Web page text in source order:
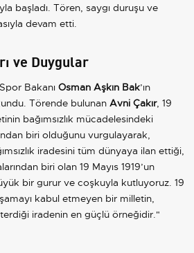
başladı. Tören, saygı duruşu ve
devam etti.
ve Duygular
Bakanı Osman Aşkın Bak’ın
Törende bulunan Avni Çakır, 19
bağımsızlık mücadelesindeki
biri olduğunu vurgulayarak,
iradesini tüm dünyaya ilan ettiği,
biri olan 19 Mayıs 1919’un
bir gurur ve coşkuyla kutluyoruz. 19
kabul etmeyen bir milletin,
iradenin en güçlü örneğidir."